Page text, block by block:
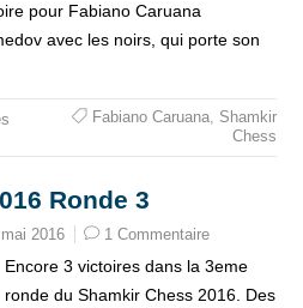
pour Fabiano Caruana
avec les noirs, qui porte son
Fabiano Caruana, Shamkir
Chess
Ronde 3
2016 1 Commentaire
Encore 3 victoires dans la 3eme
ronde du Shamkir Chess 2016. Des